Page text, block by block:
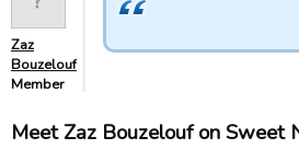
Zaz
Bouzelouf
Member
Meet Zaz Bouzelouf on Sweet